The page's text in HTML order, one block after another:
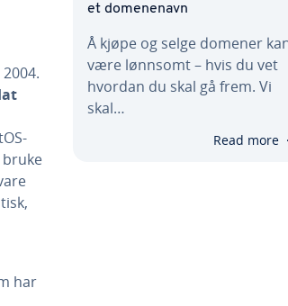
har
et domenenavn
Å kjøpe og selge domener
være lønnsomt – hvis du vet
hvordan du skal gå frem. Vi
skal…
Read more